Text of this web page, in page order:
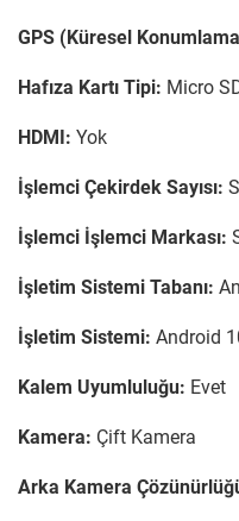
GPS (Küresel
Hafıza Kartı Tipi: Micro
HDMI: Yok
İşlemci Çekirdek Sayısı:
İşlemci İşlemci Markası:
İşletim Sistemi Tabanı:
İşletim Sistemi: Android
Kalem Uyumluluğu: Evet
Kamera: Çift Kamera
Arka Kamera